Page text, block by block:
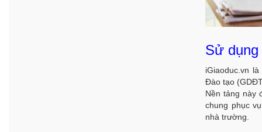
Sử dụng
iGiaoduc.vn là
Đào tạo
Nền tảng này
chung phục
nhà trường.